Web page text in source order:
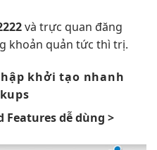
và trực quan đăng
khoản quản tức thì trị.
khởi tạo nhanh
Featuresdễ dùng >